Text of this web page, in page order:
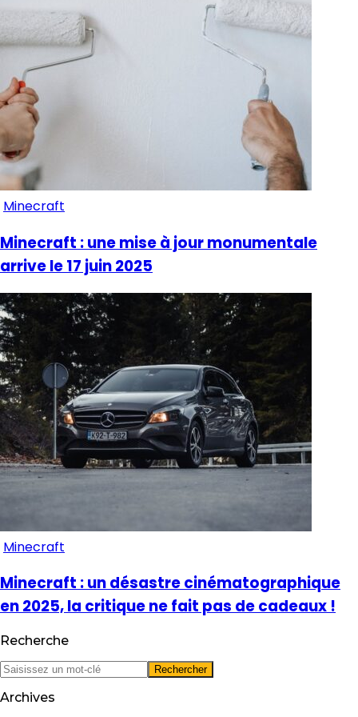
Minecraft
Minecraft : une mise à jour monumentale
arrive le 17 juin 2025
Minecraft
Minecraft : un désastre cinématographique
en 2025, la critique ne fait pas de cadeaux !
Recherche
Archives